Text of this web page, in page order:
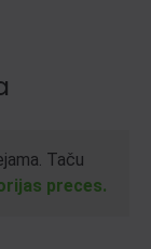
Taču
preces.